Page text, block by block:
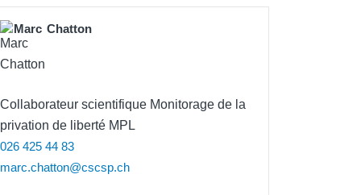
Marc Chatton
Collaborateur scientifique Monitorage de la
privation de liberté MPL
026 425 44 83
marc.chatton@cscsp.ch